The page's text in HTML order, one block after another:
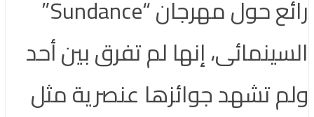
رائع حول مهرجان “Sundance”
السينمائى، إنها لم تفرق بين أحد
ولم تشهد جوائزها عنصرية مثل